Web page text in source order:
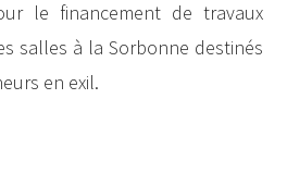
le financement de travaux
salles à la Sorbonne destinés
en exil.